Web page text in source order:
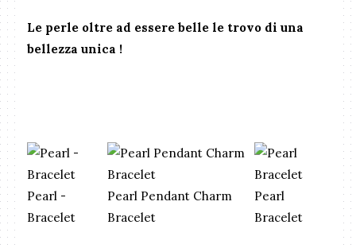
Le perle oltre ad essere belle le trovo di una
bellezza unica !
Pearl -
Bracelet
Pearl Pendant Charm
Bracelet
Pearl
Bracelet